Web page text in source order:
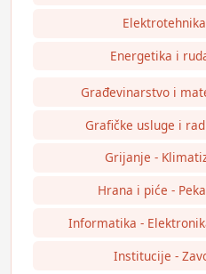
Energetika i
Građevinarstvo i
Grafičke usluge i
Grijanje -
Hrana i piće -
Informatika -
Institucije -